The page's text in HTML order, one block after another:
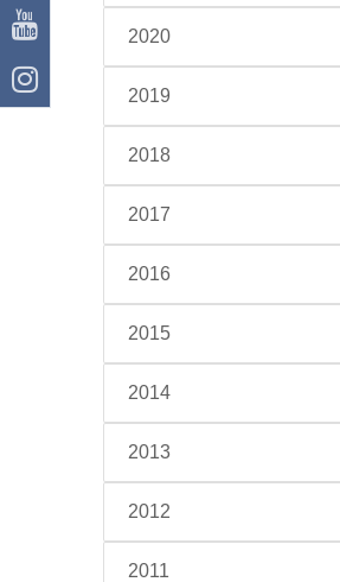
2020
2019
2018
2017
2016
2015
2014
2013
2012
2011